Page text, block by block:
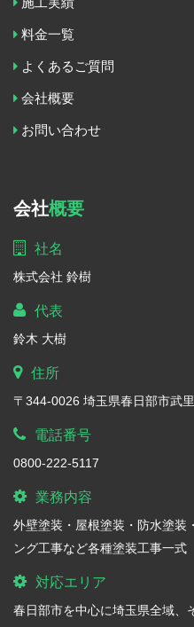
施工実績
料金一覧
よくあるご質問
会社概要
お問い合わせ
会社概要
社名
株式会社 鈴樹
代表
鈴木 大樹
住所
〒344-0026 埼玉県春日部市武
電話番号
0800-222-5117
業務内容
外壁塗装・屋根塗装・防水塗装
ング工事など各種塗装工事一式
対応エリア
春日部市を中心に埼玉県全域、